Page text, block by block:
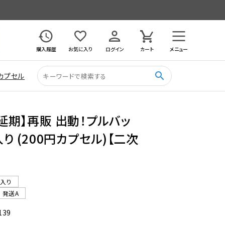
購入履歴
お気に入り ログイン カート メニュー
プセル search
期】再販 出動！プルバッ
(200円カプセル)【二次
り
発送A